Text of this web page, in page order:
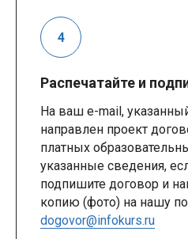
Распечатайте и
На ваш e-mail,
направлен проект
платных
указанные сведения,
подпишите договор и
копию (фото) на нашу
dogovor@infokurs.ru